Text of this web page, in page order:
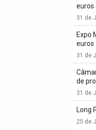
euros
31 de
Expo
euros
31 de
de
31 de
Long
25 de